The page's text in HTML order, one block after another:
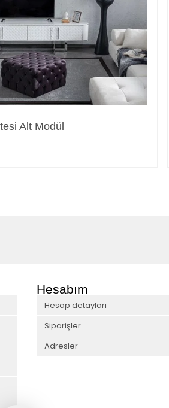
Alt Modül
Hesabım
Hesap detayları
Siparişler
Adresler